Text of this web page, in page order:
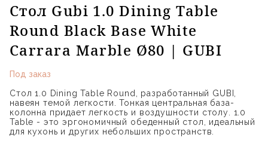
Стол Gubi 1.0 Dining Table
Round Black Base White
Carrara Marble Ø80 | GUBI
Под заказ
Стол 1.0 Dining Table Round, разработанный GUBI,
навеян темой легкости. Тонкая центральная база-
колонна придает легкость и воздушности столу. 1.0
Table - это эргономичный обеденный стол, идеальный
для кухонь и других небольших пространств.